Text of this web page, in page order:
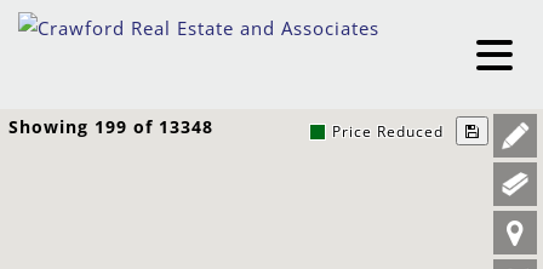
Showing 199 of 13348 Price Reduced